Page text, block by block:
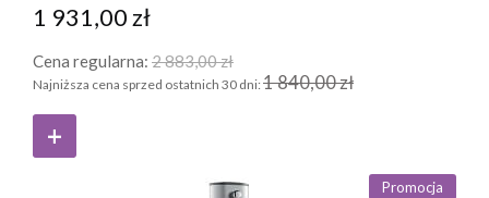
1 931,00 zł
Cena regularna: 2 883,00 zł
Najniższa cena sprzed ostatnich 30 dni: 1 840,00 zł
Promocja